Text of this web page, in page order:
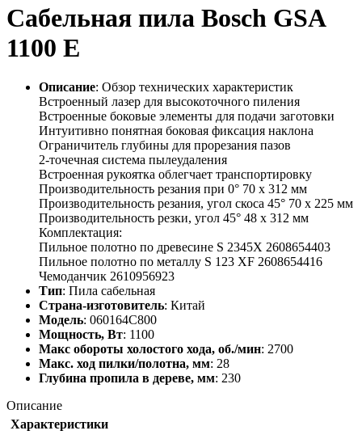
Сабельная пила Bosch GSA
1100 E
Описание: Обзор технических характеристик
Встроенный лазер для высокоточного пиления
Встроенные боковые элементы для подачи заготовки
Интуитивно понятная боковая фиксация наклона
Ограничитель глубины для прорезания пазов
2-точечная система пылеудаления
Встроенная рукоятка облегчает транспортировку
Производительность резания при 0° 70 x 312 мм
Производительность резания, угол скоса 45° 70 x 225 мм
Производительность резки, угол 45° 48 x 312 мм
Комплектация:
Пильное полотно по древесине S 2345X 2608654403
Пильное полотно по металлу S 123 XF 2608654416
Чемоданчик 2610956923
Тип: Пила сабельная
Страна-изготовитель: Китай
Модель: 060164C800
Мощность, Вт: 1100
Макс обороты холостого хода, об./мин: 2700
Макс. ход пилки/полотна, мм: 28
Глубина пропила в дереве, мм: 230
Описание
Характеристики